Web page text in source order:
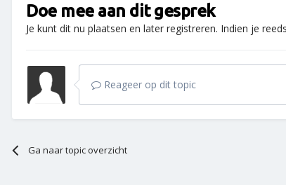
Doe mee aan dit gesprek
Je kunt dit nu plaatsen en later registreren. Indien je
Reageer op dit topic
Ga naar topic overzicht